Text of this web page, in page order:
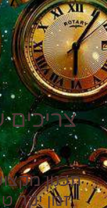
צריכים
תכנון
זמן יקר